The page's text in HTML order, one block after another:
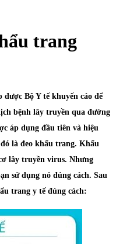
trang
Bộ Y tế khuyến cáo để
bệnh lây truyền qua đường
áp dụng đầu tiên và hiệu
là đeo khẩu trang. Khẩu
lây truyền virus. Nhưng
sử dụng nó đúng cách. Sau
trang y tế đúng cách: